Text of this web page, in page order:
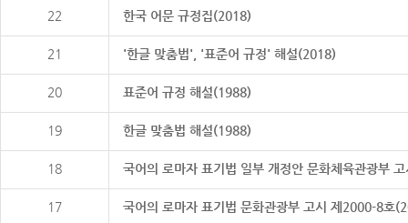
22 한국 어문 규정집(2018)
21 '한글 맞춤법', '표준어 규정' 해설(2018)
20 표준어 규정 해설(1988)
19 한글 맞춤법 해설(1988)
18 국어의 로마자 표기법 일부 개정안 문화체육관광부
17 국어의 로마자 표기법 문화관광부 고시 제2000-8호